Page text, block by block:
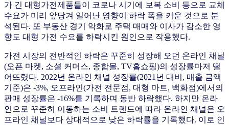
가 긴 대형가전제품들이 코로나 시기에 보복 소비 등으로 교체
수요가 미리 앞당겨 일어난 영향이 하락 폭을 키운 것으로 분
석된다. 또 부동산 경기 악화로 주택 매매와 이사가 감소한 영
향도 대형 가전 수요를 하락시킨 원인으로 작용했다.
가전 시장의 전반적인 하락은 꾸준히 성장해 오던 온라인 채널
(오픈 마켓, 소셜 커머스, 종합몰, TV홈쇼핑)의 성장률마저 떨
어뜨렸다. 2022년 온라인 채널 성장률(2021년 대비, 매출 금액
기준)은 -3%, 오프라인(가전 전문점, 대형 마트, 백화점)에서의
판매 성장률은 -16%를 기록하며 동반 하락했다. 하지만 온라
인으로 꾸준히 이동하는 소비 트렌드에 따라 온라인 채널은 오
프라인 채널보다 상대적으로 낮은 하락률을 기록했다. 이로 인